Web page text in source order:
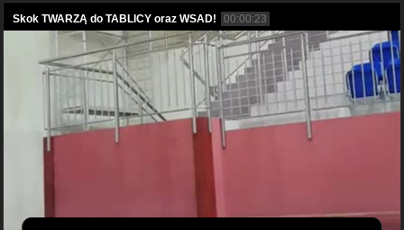
Skok TWARZĄ do TABLICY oraz WSAD! 00:00:23